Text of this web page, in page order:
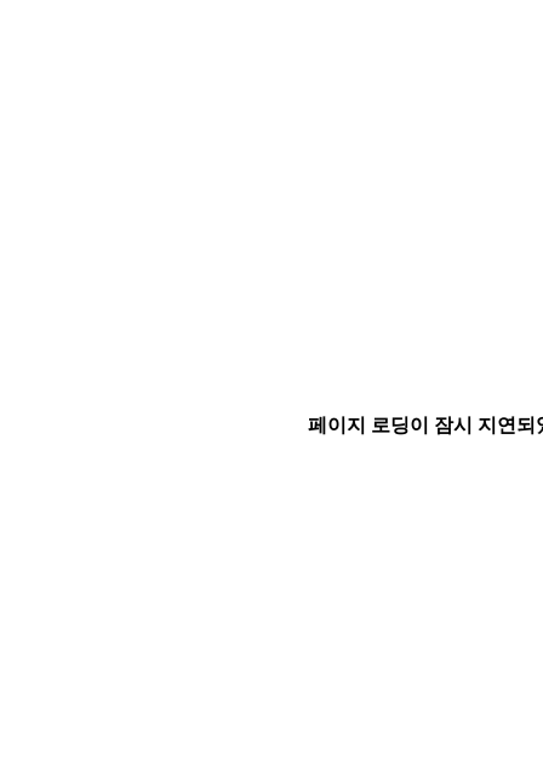
페이지 로딩이 잠시 지연